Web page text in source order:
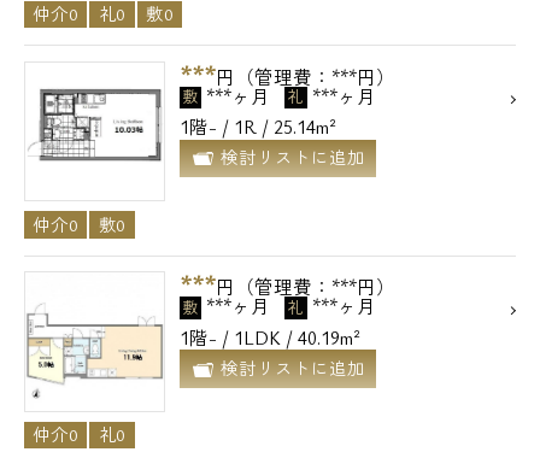
仲介0 礼0 敷0
***円（管理費：***円）
敷 ***ヶ月 礼 ***ヶ月
1階- / 1R / 25.14m²
検討リストに追加
仲介0 敷0
***円（管理費：***円）
敷 ***ヶ月 礼 ***ヶ月
1階- / 1LDK / 40.19m²
検討リストに追加
仲介0 礼0